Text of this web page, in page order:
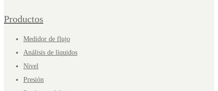
Productos
Medidor de flujo
Análisis de líquidos
Nivel
Presión